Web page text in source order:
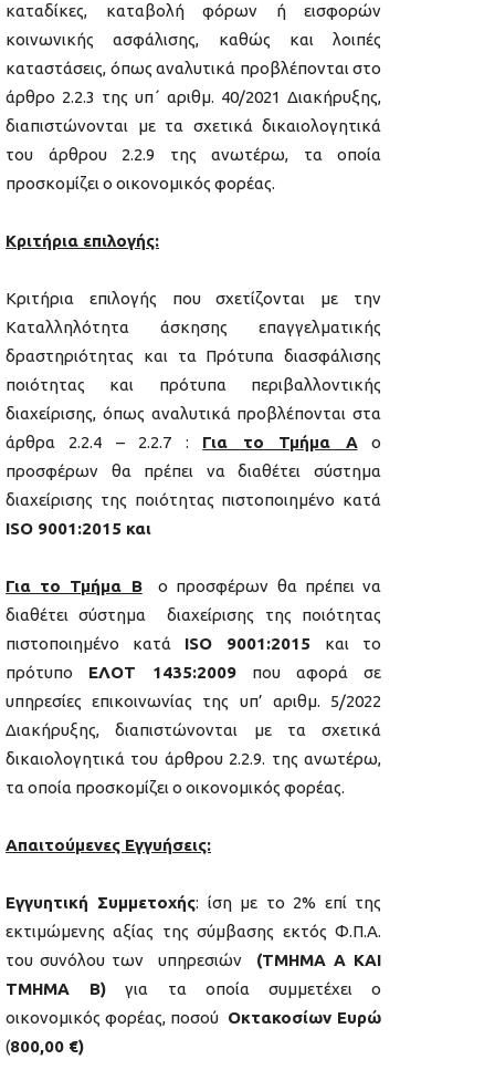
καταδίκες, καταβολή φόρων ή εισφορών
κοινωνικής ασφάλισης, καθώς και λοιπές
καταστάσεις, όπως αναλυτικά προβλέπονται στο
άρθρο 2.2.3 της υπ΄ αριθμ. 40/2021 Διακήρυξης,
διαπιστώνονται με τα σχετικά δικαιολογητικά
του άρθρου 2.2.9 της ανωτέρω, τα οποία
προσκομίζει ο οικονομικός φορέας.
Κριτήρια επιλογής:
Κριτήρια επιλογής που σχετίζονται με την
Καταλληλότητα άσκησης επαγγελματικής
δραστηριότητας και τα Πρότυπα διασφάλισης
ποιότητας και πρότυπα περιβαλλοντικής
διαχείρισης, όπως αναλυτικά προβλέπονται στα
άρθρα 2.2.4 – 2.2.7 : Για το Τμήμα Αο
προσφέρων θα πρέπει να διαθέτει σύστημα
διαχείρισης της ποιότητας πιστοποιημένο κατά
ISO 9001:2015 και
Για το Τμήμα Βο προσφέρων θα πρέπει να
διαθέτει σύστημα διαχείρισης της ποιότητας
πιστοποιημένο κατά ISO 9001:2015 και το
πρότυπο ΕΛΟΤ 1435:2009 που αφορά σε
υπηρεσίες επικοινωνίας της υπ’ αριθμ. 5/2022
Διακήρυξης, διαπιστώνονται με τα σχετικά
δικαιολογητικά του άρθρου 2.2.9. της ανωτέρω,
τα οποία προσκομίζει ο οικονομικός φορέας.
Απαιτούμενες Εγγυήσεις:
Εγγυητική Συμμετοχής: ίση με το 2% επί της
εκτιμώμενης αξίας της σύμβασης εκτός Φ.Π.Α.
του συνόλου των υπηρεσιών
(ΤΜΗΜΑ Α ΚΑΙ
ΤΜΗΜΑ Β) για τα οποία συμμετέχει ο
οικονομικός φορέας, ποσού Οκτακοσίων Ευρώ
(800,00 €)